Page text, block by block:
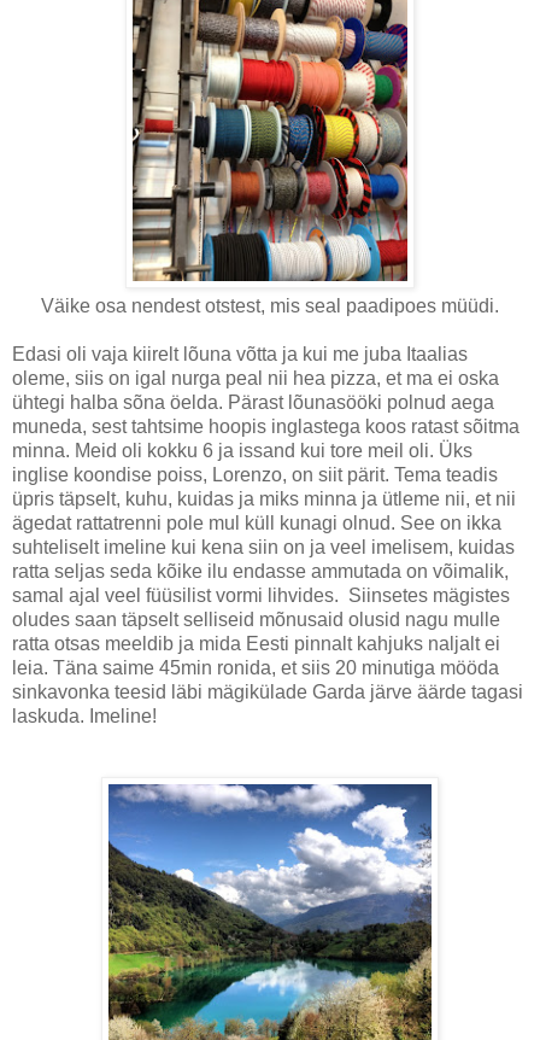
Väike osa nendest otstest, mis seal paadipoes müüdi.
Edasi oli vaja kiirelt lõuna võtta ja kui me juba Itaalias
oleme, siis on igal nurga peal nii hea pizza, et ma ei oska
ühtegi halba sõna öelda. Pärast lõunasööki polnud aega
muneda, sest tahtsime hoopis inglastega koos ratast sõitma
minna. Meid oli kokku 6 ja issand kui tore meil oli. Üks
inglise koondise poiss, Lorenzo, on siit pärit. Tema teadis
üpris täpselt, kuhu, kuidas ja miks minna ja ütleme nii, et nii
ägedat rattatrenni pole mul küll kunagi olnud. See on ikka
suhteliselt imeline kui kena siin on ja veel imelisem, kuidas
ratta seljas seda kõike ilu endasse ammutada on võimalik,
samal ajal veel füüsilist vormi lihvides. Siinsetes mägistes
oludes saan täpselt selliseid mõnusaid olusid nagu mulle
ratta otsas meeldib ja mida Eesti pinnalt kahjuks naljalt ei
leia. Täna saime 45min ronida, et siis 20 minutiga mööda
sinkavonka teesid läbi mägikülade Garda järve äärde tagasi
laskuda. Imeline!